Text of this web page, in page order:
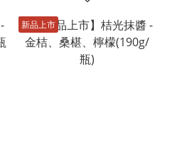
新品上市